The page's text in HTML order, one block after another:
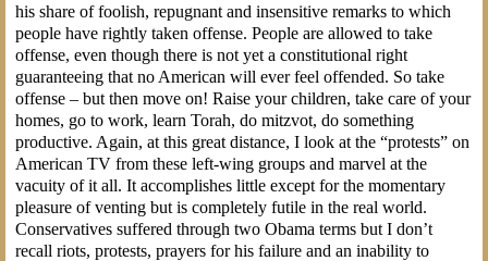
his share of foolish, repugnant and insensitive remarks to which
people have rightly taken offense. People are allowed to take
offense, even though there is not yet a constitutional right
guaranteeing that no American will ever feel offended. So take
offense – but then move on! Raise your children, take care of your
homes, go to work, learn Torah, do mitzvot, do something
productive. Again, at this great distance, I look at the “protests” on
American TV from these left-wing groups and marvel at the
vacuity of it all. It accomplishes little except for the momentary
pleasure of venting but is completely futile in the real world.
Conservatives suffered through two Obama terms but I don’t
recall riots, protests, prayers for his failure and an inability to